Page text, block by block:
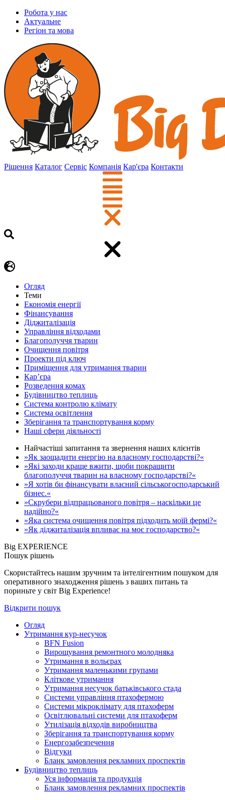
Робота у нас
Актуальне
Регіон та мова
Рішення Каталог Сервіс Компанія Кар'єра Контакти
Огляд
Теми
Економія енергії
Фінансування
Діджиталізація
Управління відходами
Благополуччя тварин
Очищення повітря
Проекти під ключ
Приміщення для утримання тварин
Кар’єра
Розведення комах
Будівництво теплиць
Система контролю клімату
Система освітлення
Зберігання та транспортування корму
Наші сфери діяльності
Найчастіші запитання та звернення наших клієнтів
»Як заощадити енергію на власному господарстві?«
»Які заходи краще вжити, щоби покращити
благополуччя тварин на власному господарстві?«
»Я хотів би фінансувати власний сільськогосподарський
бізнес.«
»Скрубери відпрацьованого повітря – наскільки це
надійно?«
»Яка система очищення повітря підходить моїй фермі?«
»Як діджиталізація впливає на моє господарство?«
Big EXPERIENCE
Пошук рішень
Скористайтесь нашим зручним та інтелігентним пошуком для
оперативного знаходження рішень з ваших питань та
пориньте у світ Big Experience!
Відкрити пошук
Огляд
Утримання кур-несучок
BFN Fusion
Вирощування ремонтного молодняка
Утримання в вольєрах
Утримання маленькими групами
Кліткове утримання
Утримання несучок батьківського стада
Системи управління птахофермою
Системи мікроклімату для птахоферм
Освітлювальні системи для птахоферм
Утилізація відходів виробництва
Зберігання та транспортування корму
Енергозабезпечення
Відгуки
Бланк замовлення рекламних проспектів
Будівництво теплиць
Уся інформація та продукція
Бланк замовлення рекламних проспектів